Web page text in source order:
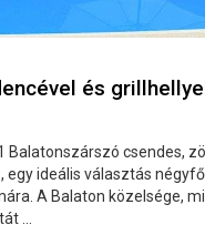
és
Balatonszárszó csendes,
egy ideális választás
A Balaton közelsége,
...